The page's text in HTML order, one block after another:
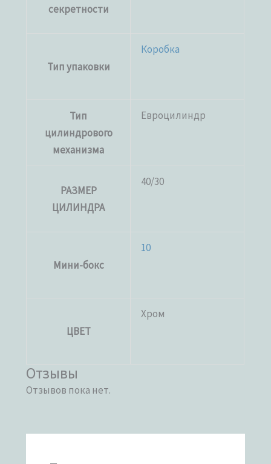
секретности
Тип упаковки
Коробка
Тип
цилиндрового
механизма
Евроцилиндр
РАЗМЕР
ЦИЛИНДРА
40/30
Мини-бокс
10
ЦВЕТ
Хром
Отзывы
Отзывов пока нет.